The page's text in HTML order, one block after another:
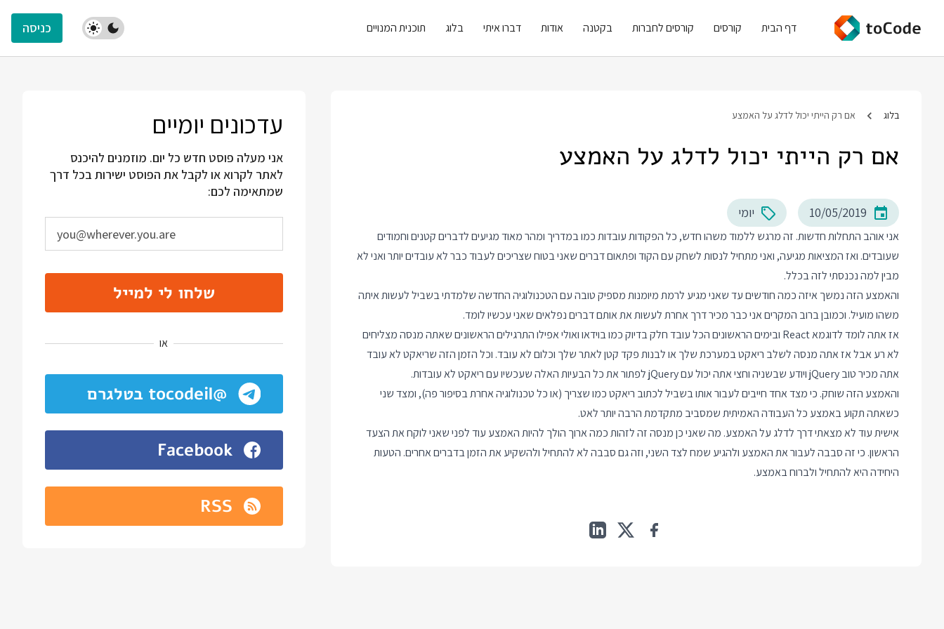
דף הבית קורסים קורסים לחברות בקטנה אודות דברו איתי בלוג תוכנית המנויים כניסה
בלוג אם רק הייתי יכול לדלג על האמצע
אם רק הייתי יכול לדלג על האמצע
10/05/2019 יומי
אני אוהב התחלות חדשות. זה מרגש ללמוד משהו חדש, כל הפקודות עובדות כמו במדריך ומהר מאוד מגיעים לדברים קטנים וחמודים
שעובדים. ואז המציאות מגיעה, ואני מתחיל לנסות לשחק עם הקוד ופתאום דברים שאני בטוח שצריכים לעבוד כבר לא עובדים יותר ואני לא
מבין למה נכנסתי לזה בכלל.
והאמצע הזה נמשך איזה כמה חודשים עד שאני מגיע לרמת מיומנות מספיק טובה עם הטכנולוגיה החדשה שלמדתי בשביל לעשות איתה
משהו מועיל. וכמובן ברוב המקרים אני כבר מכיר דרך אחרת לעשות את אותם דברים נפלאים שאני עכשיו לומד.
אז אתה לומד לדוגמא React ובימים הראשונים הכל עובד חלק בדיוק כמו בוידאו ואולי אפילו התרגילים הראשונים שאתה מנסה מצליחים
לא רע אבל אז אתה מנסה לשלב ריאקט במערכת שלך או לבנות פקד קטן לאתר שלך וכלום לא עובד. וכל הזמן הזה שריאקט לא עובד
אתה מכיר טוב jQuery ויודע שבשניה וחצי אתה יכול עם jQuery לפתור את כל הבעיות האלה שעכשיו עם ריאקט לא עובדות.
והאמצע הזה שוחק. כי מצד אחד חייבים לעבור אותו בשביל לכתוב ריאקט כמו שצריך (או כל טכנולוגיה אחרת בסיפור פה), ומצד שני
כשאתה תקוע באמצע כל העבודה האמיתית שמסביב מתקדמת הרבה יותר לאט.
אישית עוד לא מצאתי דרך לדלג על האמצע. מה שאני כן מנסה זה לזהות כמה ארוך הולך להיות האמצע עוד לפני שאני לוקח את הצעד
הראשון. כי זה סבבה לעבור את האמצע ולהגיע שמח לצד השני, וזה גם סבבה לא להתחיל ולהשקיע את הזמן בדברים אחרים. הטעות
היחידה היא להתחיל ולברוח באמצע.
עדכונים יומיים
אני מעלה פוסט חדש כל יום. מוזמנים להיכנס
לאתר לקרוא או לקבל את הפוסט ישירות בכל דרך
שמתאימה לכם:
שלחו לי למייל
או
@tocodeil בטלגרם
Facebook
RSS